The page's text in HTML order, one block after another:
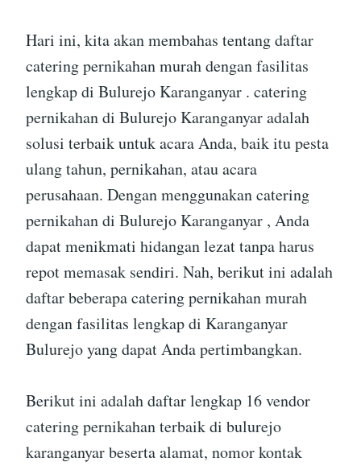
Hari ini, kita akan membahas tentang daftar
catering pernikahan murah dengan fasilitas
lengkap di Bulurejo Karanganyar . catering
pernikahan di Bulurejo Karanganyar adalah
solusi terbaik untuk acara Anda, baik itu pesta
ulang tahun, pernikahan, atau acara
perusahaan. Dengan menggunakan catering
pernikahan di Bulurejo Karanganyar , Anda
dapat menikmati hidangan lezat tanpa harus
repot memasak sendiri. Nah, berikut ini adalah
daftar beberapa catering pernikahan murah
dengan fasilitas lengkap di Karanganyar
Bulurejo yang dapat Anda pertimbangkan.
Berikut ini adalah daftar lengkap 16 vendor
catering pernikahan terbaik di bulurejo
karanganyar beserta alamat, nomor kontak